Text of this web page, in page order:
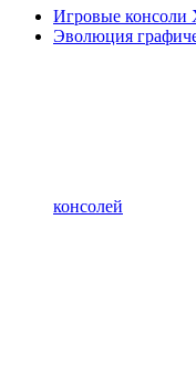
Игровые консоли
Эволюция
консолей